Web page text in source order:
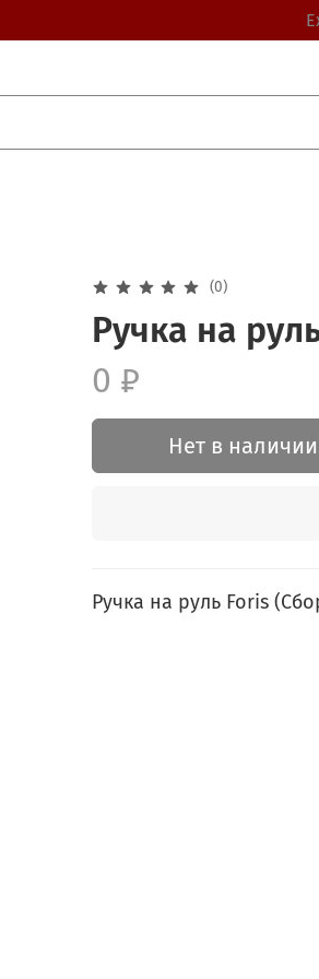
(0)
Ручка на
0 ₽
Нет в наличии
Ручка на руль Foris